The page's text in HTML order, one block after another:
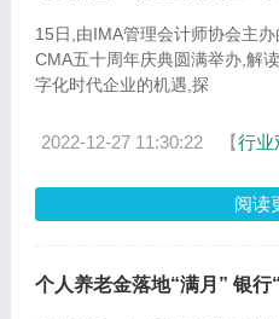
15日,由IMA管理会计师协会主
CMA五十周年庆典圆满举办,解
字化时代企业的机遇,探
2022-12-27 11:30:22 【行业
阅读
个人养老金落地“满月” 银行